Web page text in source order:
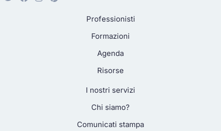
Professionisti
Formazioni
Agenda
Risorse
I nostri servizi
Chi siamo?
Comunicati stampa